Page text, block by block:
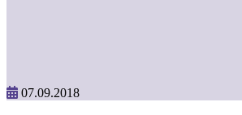
07.09.2018